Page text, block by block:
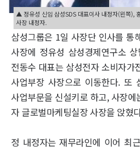
▲ 정유성 신임 삼성SDS 대표이사 내정자(왼쪽),
사장 내정자.
삼성그룹은 1일 사장단 인사를 통
사장에 정유성 삼성경제연구소
전동수 대표는 삼성전자 소비자가
사업부장 사장으로 이동한다. 또
사업부문을 신설키로 하고, 사장에
자 글로벌마케팅실장 사장을 앉혔
정 내정자는 재무라인에 이어 최